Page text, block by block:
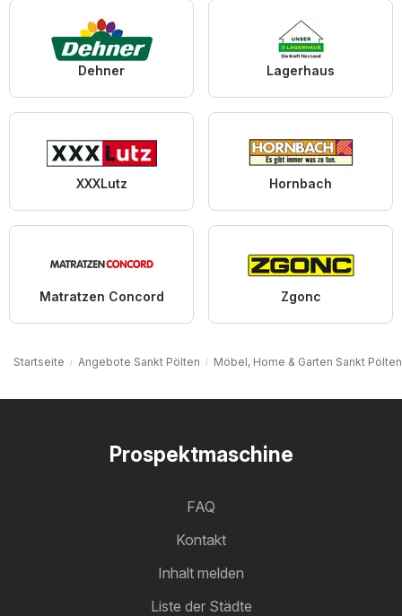
Dehner Lagerhaus
XXXLutz Hornbach
Matratzen Concord Zgonc
Startseite Angebote Sankt Pölten Möbel, Home & Garten Sankt Pölten
Prospektmaschine
FAQ
Kontakt
Inhalt melden
Liste der Städte